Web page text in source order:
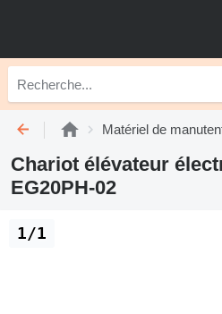
Matériel de
Chariot élévateur
EG20PH-02
1/1